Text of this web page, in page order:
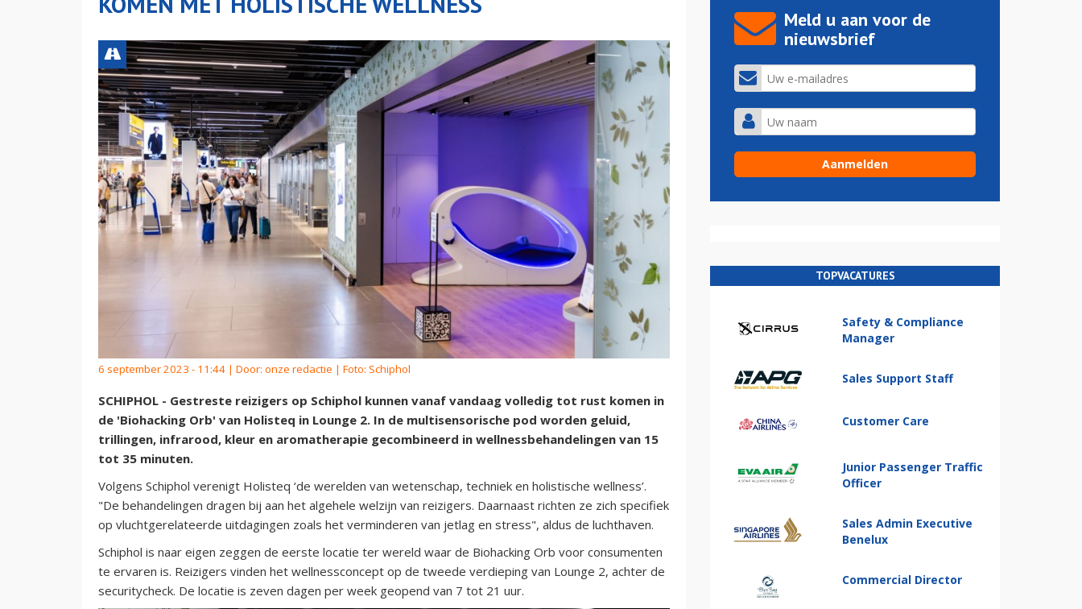
6 september 2023 - 11:44 | Door: onze redactie | Foto: Schiphol
SCHIPHOL - Gestreste reizigers op Schiphol kunnen vanaf vandaag volledig tot rust komen in
de 'Biohacking Orb' van Holisteq in Lounge 2. In de multisensorische pod worden geluid,
trillingen, infrarood, kleur en aromatherapie gecombineerd in wellnessbehandelingen van 15
tot 35 minuten.
Volgens Schiphol verenigt Holisteq ‘de werelden van wetenschap, techniek en holistische wellness’.
"De behandelingen dragen bij aan het algehele welzijn van reizigers. Daarnaast richten ze zich specifiek
op vluchtgerelateerde uitdagingen zoals het verminderen van jetlag en stress", aldus de luchthaven.
Schiphol is naar eigen zeggen de eerste locatie ter wereld waar de Biohacking Orb voor consumenten
te ervaren is. Reizigers vinden het wellnessconcept op de tweede verdieping van Lounge 2, achter de
securitycheck. De locatie is zeven dagen per week geopend van 7 tot 21 uur.
Meld u aan voor de
nieuwsbrief
TOPVACATURES
Safety & Compliance
Manager
Sales Support Staff
Customer Care
Junior Passenger Traffic
Officer
Sales Admin Executive
Benelux
Commercial Director